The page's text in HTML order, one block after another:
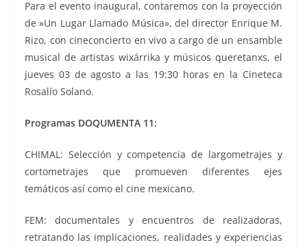
Para el evento inaugural, contaremos con la proyección
de »Un Lugar Llamado Música», del director Enrique M.
Rizo, con cineconcierto en vivo a cargo de un ensamble
musical de artistas wixárrika y músicos queretanxs, el
jueves 03 de agosto a las 19:30 horas en la Cineteca
Rosalío Solano.
Programas DOQUMENTA 11:
CHIMAL: Selección y competencia de largometrajes y
cortometrajes que promueven diferentes ejes
temáticos así como el cine mexicano.
FEM: documentales y encuentros de realizadoras,
retratando las implicaciones, realidades y experiencias